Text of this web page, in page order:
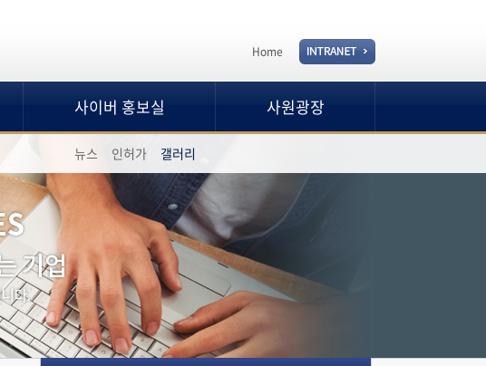
Home
사이버 홍보실
뉴스 인허가 갤러리
사원광장